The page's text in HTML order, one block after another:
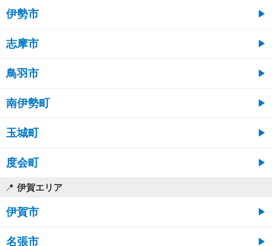
伊勢市
志摩市
鳥羽市
南伊勢町
玉城町
度会町
伊賀エリア
伊賀市
名張市